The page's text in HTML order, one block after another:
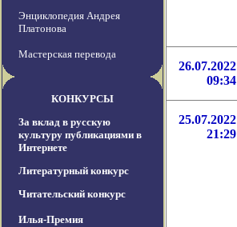
Энциклопедия Андрея
Платонова
Мастерская перевода
КОНКУРСЫ
За вклад в русскую
культуру публикациями в
Интернете
Литературный конкурс
Читательский конкурс
Илья-Премия
26.07.2022
09:34
25.07.2022
21:29